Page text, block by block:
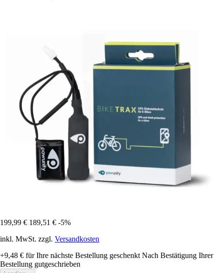
199,99 € 189,51 € -5%
inkl. MwSt. zzgl. Versandkosten
+9,48 € für Ihre nächste Bestellung geschenkt Nach Bestätigung Ihrer
Bestellung gutgeschrieben